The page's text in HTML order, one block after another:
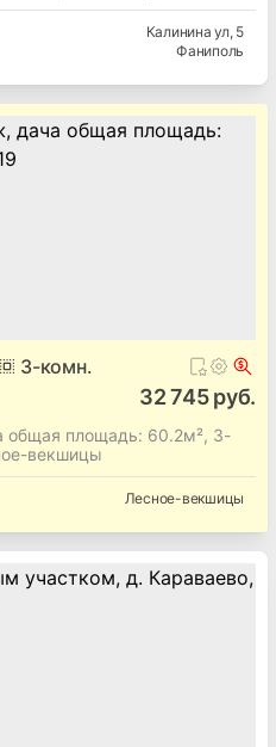
Калинина ул, 5
Фаниполь
3-комн.
32 745 руб.
общая площадь: 60.2м², 3-
векшицы
Лесное-векшицы